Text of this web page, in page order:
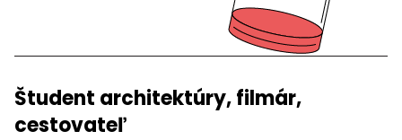
Študent architektúry, filmár,
cestovateľ